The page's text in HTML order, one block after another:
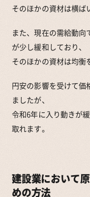
そのほかの資材は横ば
また、現在の需給動向
が少し緩和しており、
そのほかの資材は均衡
円安の影響を受けて価
ましたが、
令和6年に入り動きが
取れます。
建設業において
めの方法